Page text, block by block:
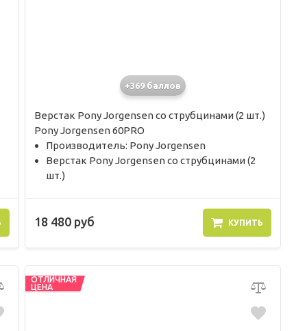
+369 баллов
Верстак Pony Jorgensen со струбцинами (2 шт.)
Pony Jorgensen 60PRO
Производитель: Pony Jorgensen
Верстак Pony Jorgensen со струбцинами (2
шт.)
18 480 руб КУПИТЬ
ОТЛИЧНАЯ
ЦЕНА